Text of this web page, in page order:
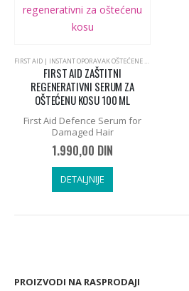
FIRST AID | INSTANT OPORAVAK OŠTEĆENE PLAVE KOSE
FIRST AID ZAŠTITNI
REGENERATIVNI SERUM ZA
OŠTEĆENU KOSU 100 ML
First Aid Defence Serum for
Damaged Hair
1.990,00 DIN
DETALJNIJE
PROIZVODI NA RASPRODAJI